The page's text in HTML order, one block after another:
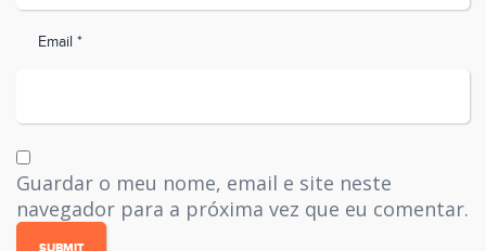
Email *
Guardar o meu nome, email e site neste
navegador para a próxima vez que eu comentar.